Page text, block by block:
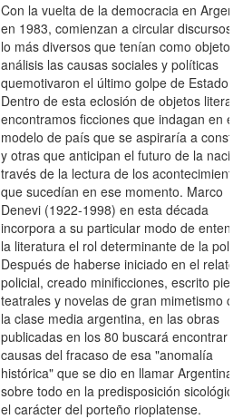
Con la vuelta de la democracia en
en 1983, comienzan a circular
lo más diversos que tení­an como objeto
análisis las causas sociales y polí­ticas
quemotivaron el último golpe de Estado.
Dentro de esta eclosión de objetos
encontramos ficciones que indagan en el
modelo de paí­s que se aspirarí­a a
y otras que anticipan el futuro de la
través de la lectura de los
que sucedí­an en ese momento. Marco
Denevi (1922-1998) en esta década
incorpora a su particular modo de
la literatura el rol determinante de la
Después de haberse iniciado en el relato
policial, creado minificciones, escrito
teatrales y novelas de gran mimetismo
la clase media argentina, en las obras
publicadas en los 80 buscará encontrar
causas del fracaso de esa "anomalí­a
histórica" que se dio en llamar Argentina,
sobre todo en la predisposición
el carácter del porteño rioplatense.